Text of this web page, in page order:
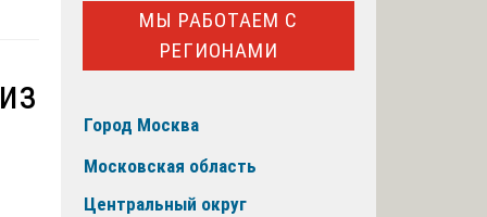
МЫ РАБОТАЕМ С
РЕГИОНАМИ
Город Москва
Московская область
Центральный округ